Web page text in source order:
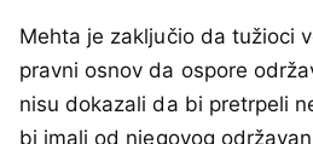
Mehta je zaključio da tužioci
pravni osnov da ospore
nisu dokazali da bi pretrpeli
bi imali od njegovog